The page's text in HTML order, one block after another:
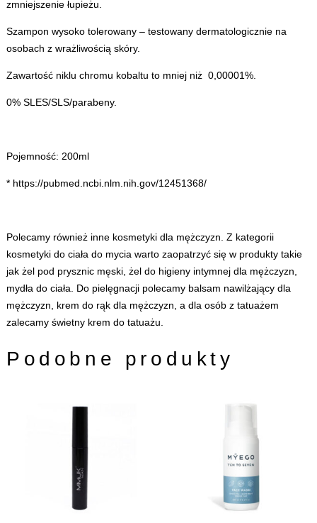
zmniejszenie łupieżu.
Szampon wysoko tolerowany – testowany dermatologicznie na
osobach z wrażliwością skóry.
Zawartość niklu chromu kobaltu to mniej niż 0,00001%.
0% SLES/SLS/parabeny.
Pojemność: 200ml
* https://pubmed.ncbi.nlm.nih.gov/12451368/
Polecamy również inne kosmetyki dla mężczyzn . Z kategorii
kosmetyki do ciała do mycia warto zaopatrzyć się w produkty takie
jak żel pod prysznic męski, żel do higieny intymnej dla mężczyzn
mydła do ciała . Do pielęgnacji polecamy balsam nawilżający dla
mężczyzn
krem do rąk dla mężczyzn , a dla osób z tatuażem
zalecamy świetny krem do tatuażu
Podobne produkty